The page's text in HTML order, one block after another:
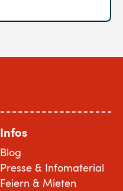
Infos
Blog
Presse & Infomaterial
Feiern & Mieten